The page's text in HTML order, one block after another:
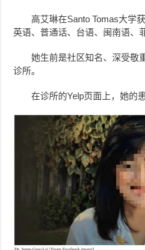
高艾琳在Santo Tomas大学
英语、普通话、台语、闽南语、
她生前是社区知名、深受敬
诊所。
在诊所的Yelp页面上，她的